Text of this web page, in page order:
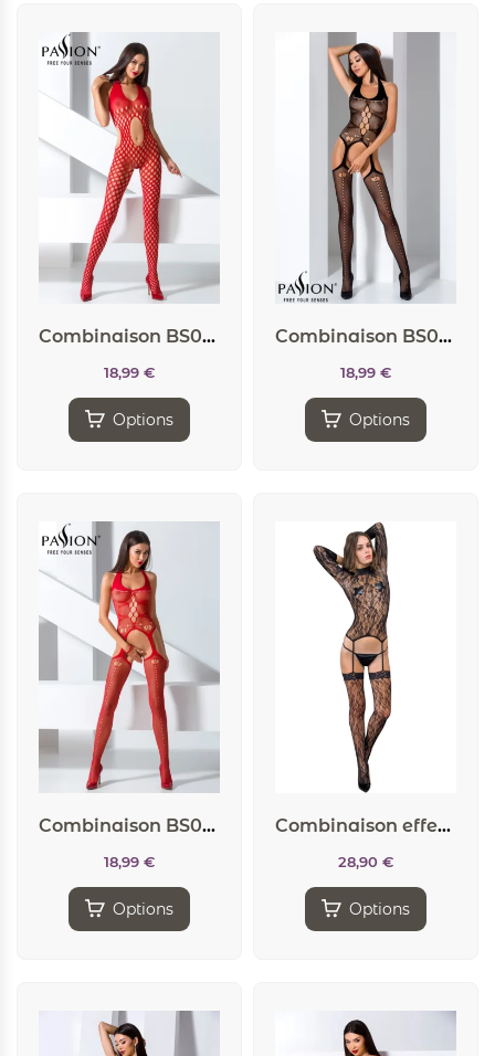
Combinaison BS065 – Rouge
18,99 €
Options
Combinaison BS059 – Noir
18,99 €
Options
Combinaison BS059 – Rouge
18,99 €
Options
Combinaison effet porte-jarretelles
28,90 €
Options